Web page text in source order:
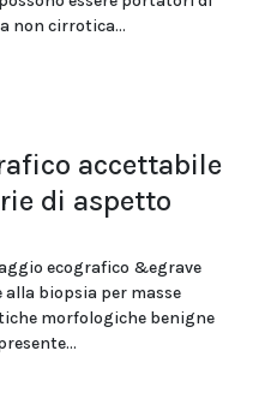
non cirrotica...
accettabile
di aspetto
ecografico &egrave
biopsia per masse
morfologiche benigne